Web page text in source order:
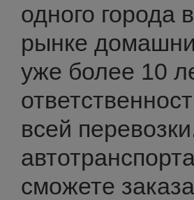
одного города
рынке
уже более 10
всей
сможете